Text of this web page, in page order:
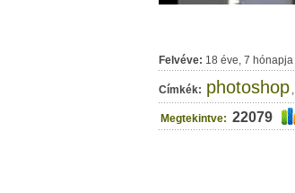
Felvéve: 18 éve, 7 hónapja
Címkék: photoshop ,
Megtekintve: 22079